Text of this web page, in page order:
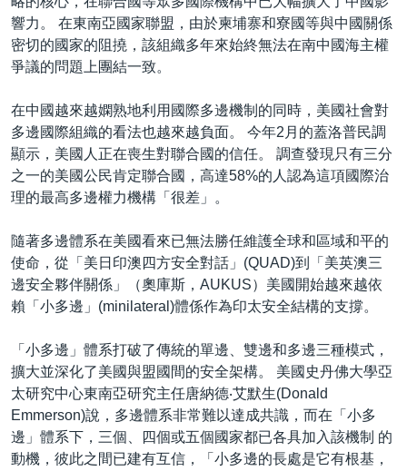
響力。 在東南亞國家聯盟，由於柬埔寨和寮國等與中國關係
密切的國家的阻撓，該組織多年來始終無法在南中國海主權
爭議的問題上團結一致。
在中國越來越嫻熟地利用國際多邊機制的同時，美國社會對
多邊國際組織的看法也越來越負面。 今年2月的蓋洛普民調
顯示，美國人正在喪生對聯合國的信任。 調查發現只有三分
之一的美國公民肯定聯合國，高達58%的人認為這項國際治
理的最高多邊權力機構「很差」。
隨著多邊體系在美國看來已無法勝任維護全球和區域和平的
使命，從「美日印澳四方安全對話」(QUAD)到「美英澳三
邊安全夥伴關係」（奧庫斯，AUKUS）美國開始越來越依
賴「小多邊」(minilateral)體係作為印太安全結構的支撐。
「小多邊」體系打破了傳統的單邊、雙邊和多邊三種模式，
擴大並深化了美國與盟國間的安全架構。 美國史丹佛大學亞
太研究中心東南亞研究主任唐納德‧艾默生(Donald
Emmerson)說，多邊體系非常難以達成共識，而在「小多
邊」體系下，三個、四個或五個國家都已各具加入該機制 的
動機，彼此之間已建有互信，「小多邊的長處是它有根基，